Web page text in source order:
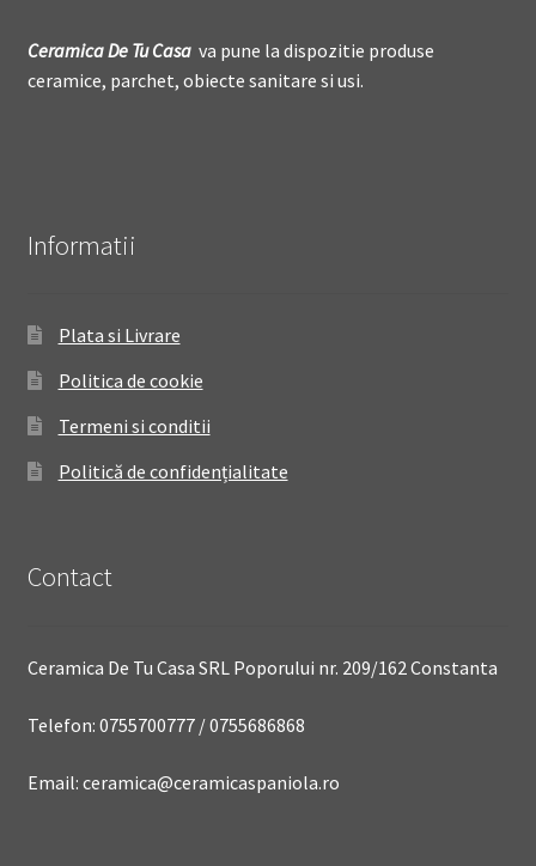
Ceramica DeTu Casava pune la dispozitie produse
ceramice, parchet, obiecte sanitare si usi.
Informatii
Plata si Livrare
Politica de cookie
Termeni si conditii
Politică de confidențialitate
Contact
Ceramica De Tu Casa SRL Poporului nr. 209/162 Constanta
Telefon: 0755700777 / 0755686868
Email: ceramica@ceramicaspaniola.ro